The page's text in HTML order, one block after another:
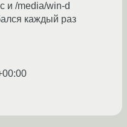
и /media/win-d
каждый раз